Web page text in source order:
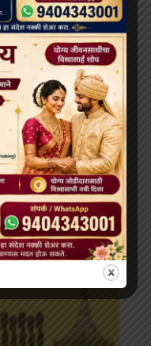
का संविधान : 100